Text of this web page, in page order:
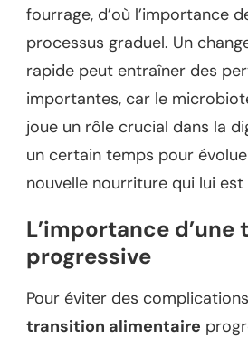
fourrage, d’où l’importance
processus graduel. Un
rapide peut entraîner des
importantes, car le
joue un rôle crucial dans la
un certain temps pour
nouvelle nourriture qui lui
L’importance
progressive
Pour éviter des
transition alimentaire